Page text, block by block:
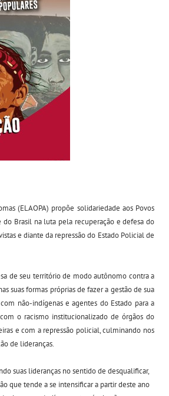
(ELAOPA) propõe solidariedade aos Povos
do Brasil na luta pela recuperação e defesa do
e diante da repressão do Estado Policial de
de seu território de modo autônomo contra a
suas formas próprias de fazer a gestão de sua
não-indígenas e agentes do Estado para a
o racismo institucionalizado de órgãos do
e com a repressão policial, culminando nos
de lideranças.
suas lideranças no sentido de desqualificar,
que tende a se intensificar a partir deste ano